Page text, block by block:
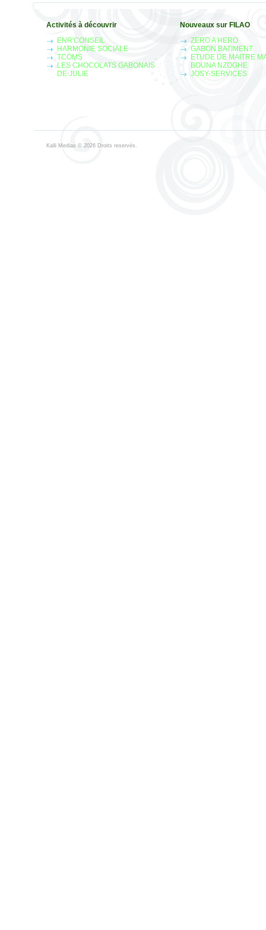
Activités à découvrir
ENR'CONSEIL
HARMONIE SOCIALE
TCOMS
LES CHOCOLATS GABONAIS
DE JULIE
Nouveaux sur FILAO
ZERO A HERO
GABON BATIMENT
ETUDE DE MAITRE
BOUNA NZOGHE
JOSY-SERVICES
Kalli Medias © 2026 Droits reservés.